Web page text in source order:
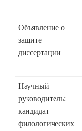
Объявление о
защите
диссертации
Научный
руководитель:
кандидат
филологических